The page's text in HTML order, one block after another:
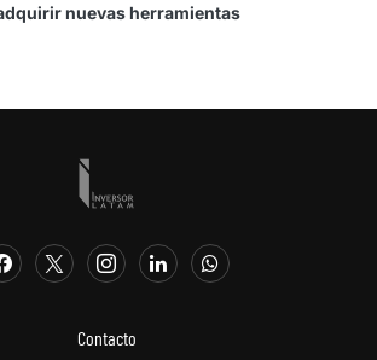
nuevas herramientas
Contacto